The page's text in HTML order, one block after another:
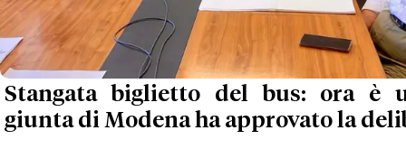
Stangata biglietto del bus: ora è
giunta di Modena ha approvato la